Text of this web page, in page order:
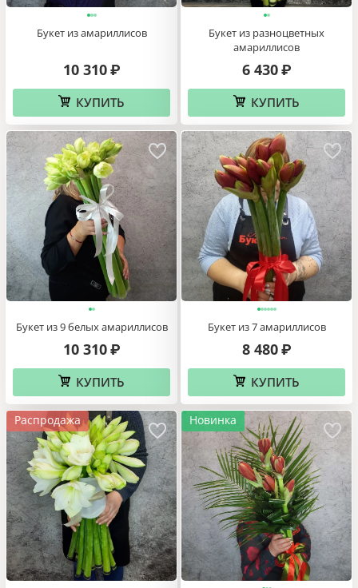
Букет из амариллисов
10 310 ₽
КУПИТЬ
Букет из разноцветных
амариллисов
6 430 ₽
КУПИТЬ
Букет из 9 белых амариллисов
10 310 ₽
КУПИТЬ
Букет из 7 амариллисов
8 480 ₽
КУПИТЬ
Распродажа Новинка